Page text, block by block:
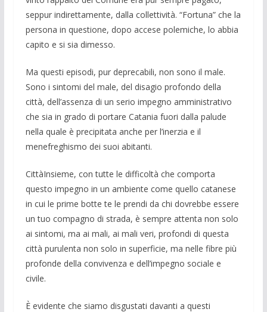
seppur indirettamente, dalla collettività. “Fortuna” che la
persona in questione, dopo accese polemiche, lo abbia
capito e si sia dimesso.
Ma questi episodi, pur deprecabili, non sono il male.
Sono i sintomi del male, del disagio profondo della
città, dell’assenza di un serio impegno amministrativo
che sia in grado di portare Catania fuori dalla palude
nella quale è precipitata anche per l’inerzia e il
menefreghismo dei suoi abitanti.
CittàInsieme, con tutte le difficoltà che comporta
questo impegno in un ambiente come quello catanese
in cui le prime botte te le prendi da chi dovrebbe essere
un tuo compagno di strada, è sempre attenta non solo
ai sintomi, ma ai mali, ai mali veri, profondi di questa
città purulenta non solo in superficie, ma nelle fibre più
profonde della convivenza e dell’impegno sociale e
civile.
È evidente che siamo disgustati davanti a questi